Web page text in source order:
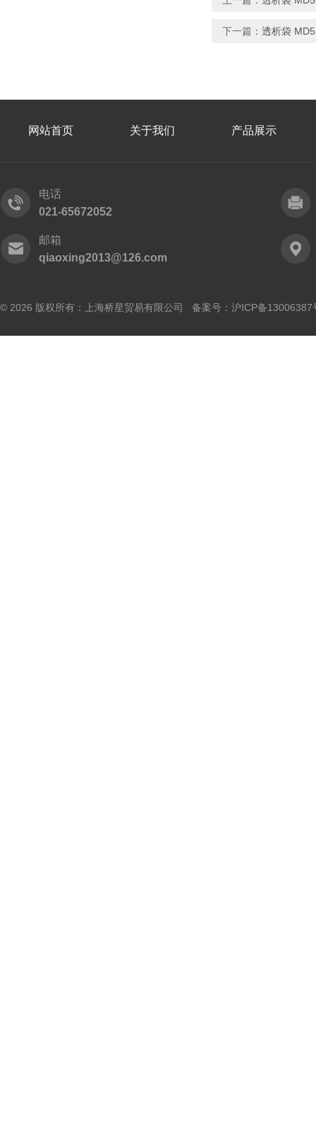
下一篇： 透析袋
网站首页 关于我们 产品展示
电话
021-65672052
邮箱
qiaoxing2013@126.com
© 2026 版权所有：上海桥星贸易有限公司 备案号： 沪ICP备13006387